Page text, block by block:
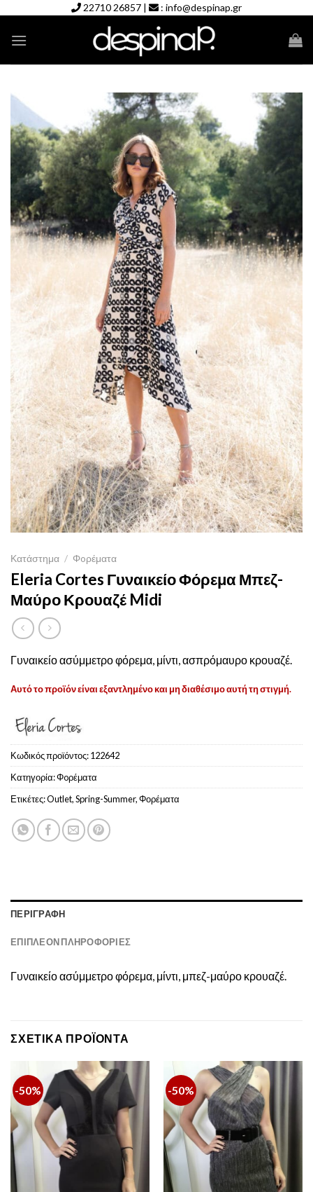
content
22710 26857 | : info@despinap.gr
Κατάστημα / Φoρέματα
Eleria Cortes Γυναικείο Φόρεμα Μπεζ-
Μαύρο Κρουαζέ Midi
Γυναικείο ασύμμετρο φόρεμα, μίντι, ασπρόμαυρο κρουαζέ.
Αυτό το προϊόν είναι εξαντλημένο και μη διαθέσιμο αυτή τη στιγμή.
Κωδικός προϊόντος:122642
Κατηγορία:Φoρέματα
Ετικέτες:Outlet,Spring-Summer,Φορέματα
ΠΕΡΙΓΡΑΦΉ
ΕΠΙΠΛΈΟΝ ΠΛΗΡΟΦΟΡΊΕΣ
Γυναικείο ασύμμετρο φόρεμα, μίντι, μπεζ-μαύρο κρουαζέ.
ΣΧΕΤΙΚΆ ΠΡΟΪΌΝΤΑ
-50% -50%